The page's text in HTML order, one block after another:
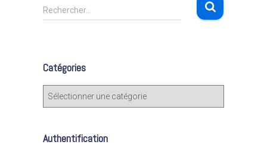
R
e
r
c
e
Rechercher…
Catégories
C
g
Authentification